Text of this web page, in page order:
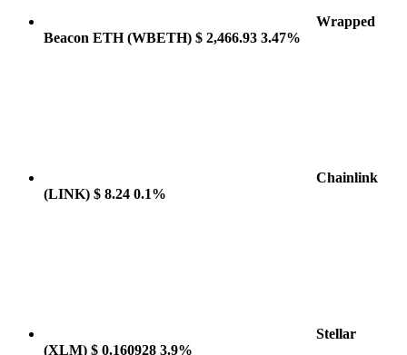
Wrapped
Beacon ETH(WBETH) $ 2,466.93 3.47%
Chainlink
(LINK) $ 8.24 0.1%
Stellar
(XLM) $ 0.160928 3.9%